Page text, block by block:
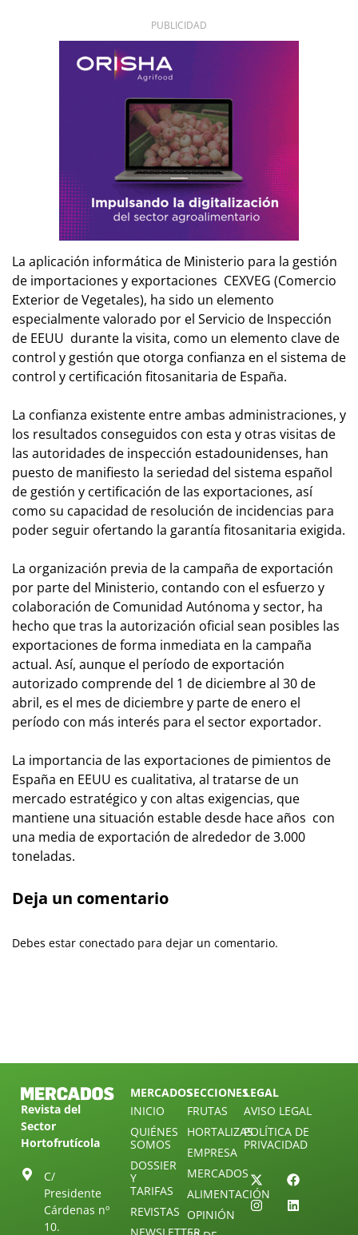
PUBLICIDAD
La aplicación informática de Ministerio para la gestión
de importaciones y exportaciones CEXVEG (Comercio
Exterior de Vegetales), ha sido un elemento
especialmente valorado por el Servicio de Inspección
de EEUU durante la visita, como un elemento clave de
control y gestión que otorga confianza en el sistema de
control y certificación fitosanitaria de España.
La confianza existente entre ambas administraciones, y
los resultados conseguidos con esta y otras visitas de
las autoridades de inspección estadounidenses, han
puesto de manifiesto la seriedad del sistema español
de gestión y certificación de las exportaciones, así
como su capacidad de resolución de incidencias para
poder seguir ofertando la garantía fitosanitaria exigida.
La organización previa de la campaña de exportación
por parte del Ministerio, contando con el esfuerzo y
colaboración de Comunidad Autónoma y sector, ha
hecho que tras la autorización oficial sean posibles las
exportaciones de forma inmediata en la campaña
actual. Así, aunque el período de exportación
autorizado comprende del 1 de diciembre al 30 de
abril, es el mes de diciembre y parte de enero el
período con más interés para el sector exportador.
La importancia de las exportaciones de pimientos de
España en EEUU es cualitativa, al tratarse de un
mercado estratégico y con altas exigencias, que
mantiene una situación estable desde hace años con
una media de exportación de alrededor de 3.000
toneladas.
Deja un comentario
Debes estar conectado para dejar un comentario.
Revista del
Sector
Hortofrutícola
C/
Presidente
Cárdenas nº
10.
MERCADOS
INICIO
QUIÉNES
SOMOS
DOSSIER
Y
TARIFAS
REVISTAS
SECCIONES
FRUTAS
HORTALIZAS
EMPRESA
MERCADOS
ALIMENTACIÓN
OPINIÓN
LEGAL
AVISO LEGAL
POLÍTICA DE
PRIVACIDAD